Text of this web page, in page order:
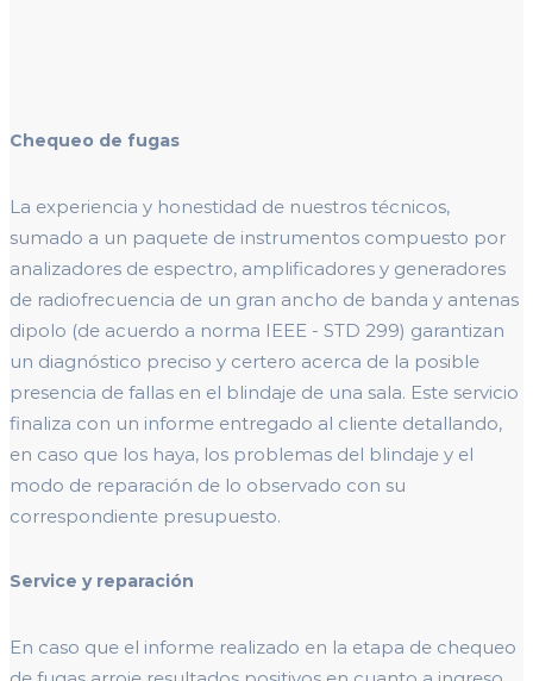
Chequeo de fugas
La experiencia y honestidad de nuestros técnicos,
sumado a un paquete de instrumentos compuesto por
analizadores de espectro, amplificadores y generadores
de radiofrecuencia de un gran ancho de banda y antenas
dipolo (de acuerdo a norma IEEE - STD 299) garantizan
un diagnóstico preciso y certero acerca de la posible
presencia de fallas en el blindaje de una sala. Este servicio
finaliza con un informe entregado al cliente detallando,
en caso que los haya, los problemas del blindaje y el
modo de reparación de lo observado con su
correspondiente presupuesto.
Service y reparación
En caso que el informe realizado en la etapa de chequeo